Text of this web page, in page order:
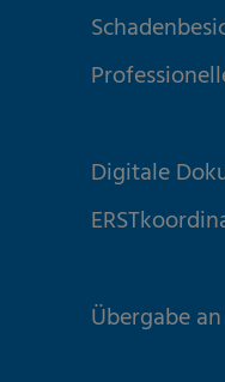
Digitale
Übergabe